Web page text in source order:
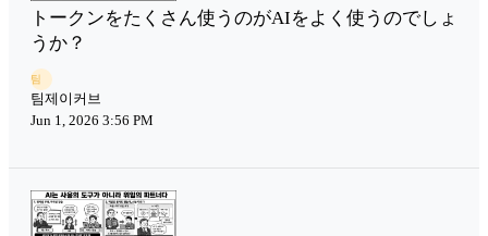
トークンをたくさん使うのがAIをよく使うのでしょ
うか？
팀
팀제이커브
Jun 1, 2026 3:56 PM